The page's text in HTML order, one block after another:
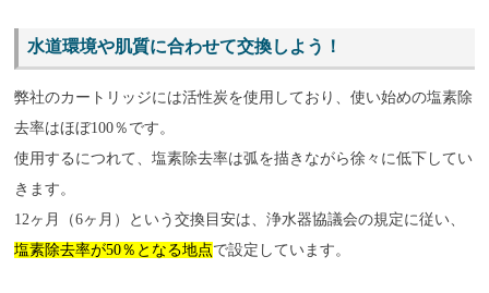
水道環境や肌質に合わせて交換しよう！
弊社のカートリッジには活性炭を使用しており、使い始めの塩素除
去率はほぼ100％です。
使用するにつれて、塩素除去率は弧を描きながら徐々に低下してい
きます。
12ヶ月（6ヶ月）という交換目安は、浄水器協議会の規定に従い、
塩素除去率が50％となる地点で設定しています。